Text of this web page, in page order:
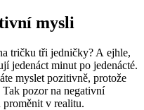
mysli
tričku tři jedničky? A ejhle,
jedenáct minut po jedenácté.
myslet pozitivně, protože
pozor na negativní
v realitu.